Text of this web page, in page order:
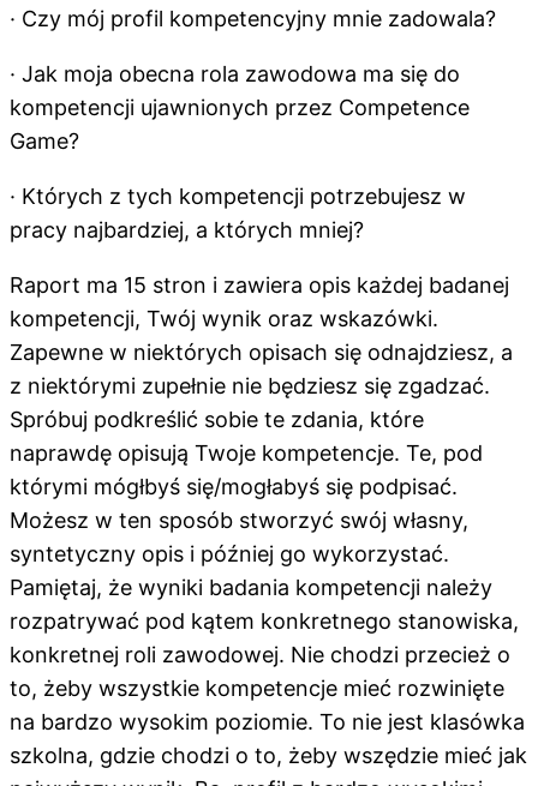
· Czy mój profil kompetencyjny mnie zadowala?
· Jak moja obecna rola zawodowa ma się do
kompetencji ujawnionych przez Competence
Game?
· Których z tych kompetencji potrzebujesz w
pracy najbardziej, a których mniej?
Raport ma 15 stron i zawiera opis każdej badanej
kompetencji, Twój wynik oraz wskazówki.
Zapewne w niektórych opisach się odnajdziesz, a
z niektórymi zupełnie nie będziesz się zgadzać.
Spróbuj podkreślić sobie te zdania, które
naprawdę opisują Twoje kompetencje. Te, pod
którymi mógłbyś się/mogłabyś się podpisać.
Możesz w ten sposób stworzyć swój własny,
syntetyczny opis i później go wykorzystać.
Pamiętaj, że wyniki badania kompetencji należy
rozpatrywać pod kątem konkretnego stanowiska,
konkretnej roli zawodowej. Nie chodzi przecież o
to, żeby wszystkie kompetencje mieć rozwinięte
na bardzo wysokim poziomie. To nie jest klasówka
szkolna, gdzie chodzi o to, żeby wszędzie mieć jak